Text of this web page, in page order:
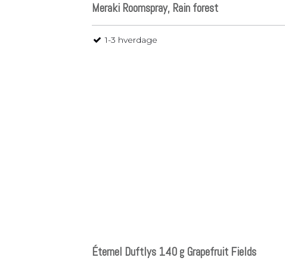
Meraki Roomspray, Rain forest
1-3 hverdage
Éternel Duftlys 140 g Grapefruit Fields